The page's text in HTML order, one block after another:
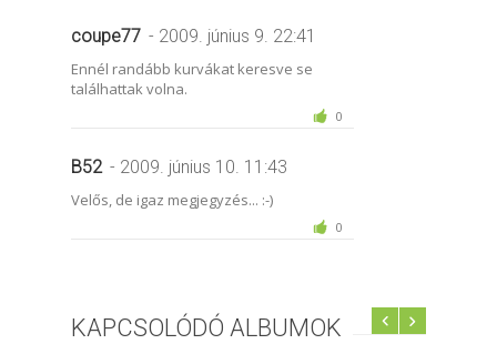
coupe77 - 2009. június 9. 22:41
Ennél randább kurvákat keresve se
találhattak volna.
0
B52 - 2009. június 10. 11:43
Velős, de igaz megjegyzés... :-)
0
KAPCSOLÓDÓ ALBUMOK